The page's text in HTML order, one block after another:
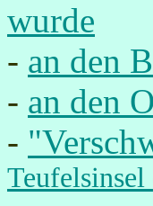
wurde
- an den
- an den
-